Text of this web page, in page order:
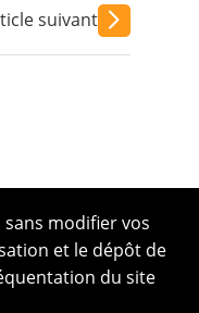
suivant
modifier vos
et le dépôt de
du site